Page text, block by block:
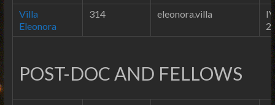
Villa
Eleonora
314 eleonora.villa
POST-DOC AND FELLOWS